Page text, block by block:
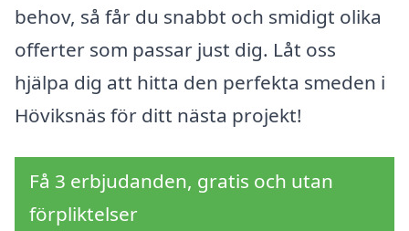
behov, så får du snabbt och smidigt olika
offerter som passar just dig. Låt oss
hjälpa dig att hitta den perfekta smeden i
Höviksnäs för ditt nästa projekt!
Få 3 erbjudanden, gratis och utan
förpliktelser